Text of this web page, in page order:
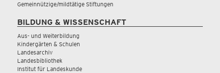
Gemeinnützige/mildtätige Stiftungen
BILDUNG & WISSENSCHAFT
Aus- und Weiterbildung
Kindergärten & Schulen
Landesarchiv
Landesbibliothek
Institut für Landeskunde